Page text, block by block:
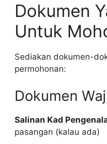
Dokumen
Untuk
Sediakan dokumen-
permohonan:
Dokumen
Salinan Kad
pasangan (kalau ada)